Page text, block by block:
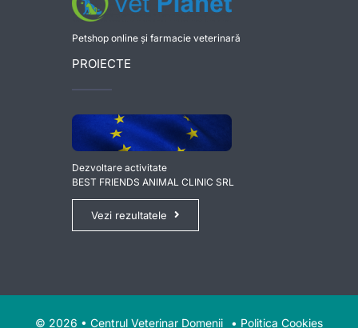
Petshop online și farmacie veterinară
PROIECTE
Dezvoltare activitate
BEST FRIENDS ANIMAL CLINIC SRL
Vezi rezultatele
© 2026 • Centrul Veterinar Domenii • Politica Cookies